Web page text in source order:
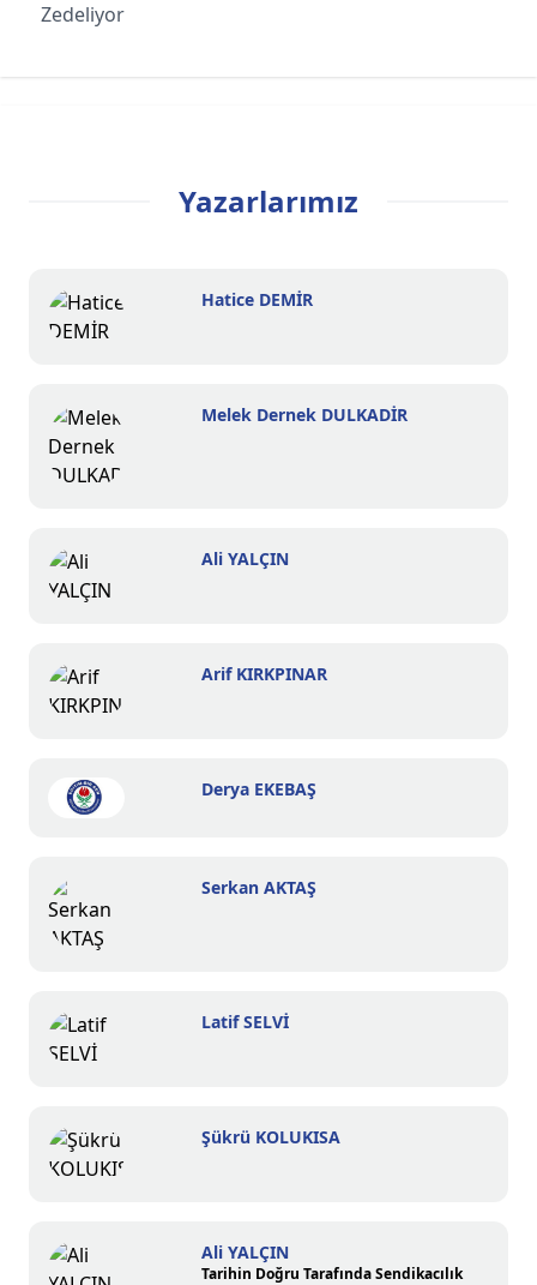
Zedeliyor
Yazarlarımız
Hatice DEMİR
Melek Dernek DULKADİR
Ali YALÇIN
Arif KIRKPINAR
Derya EKEBAŞ
Serkan AKTAŞ
Latif SELVİ
Şükrü KOLUKISA
Ali YALÇIN
Tarihin Doğru Tarafında Sendikacılık